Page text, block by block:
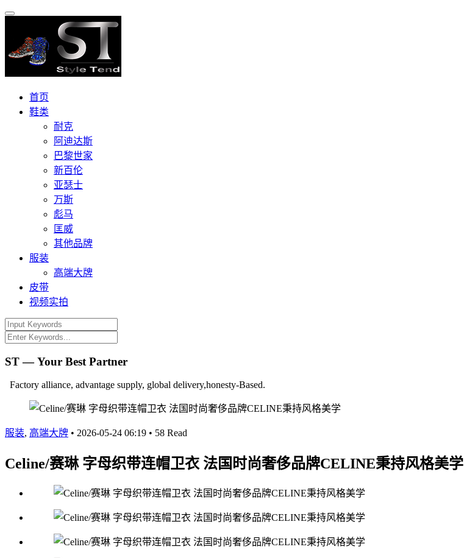
首页
鞋类
耐克
阿迪达斯
巴黎世家
新百伦
亚瑟士
万斯
彪马
匡威
其他品牌
服装
高端大牌
皮带
视频实拍
ST — Your Best Partner
Factory alliance, advantage supply, global delivery,honesty-Based.
服装, 高端大牌 • 2026-05-24 06:19 • 58 Read
Celine/赛琳 字母织带连帽卫衣 法国时尚奢侈品牌CELINE秉持风格美学